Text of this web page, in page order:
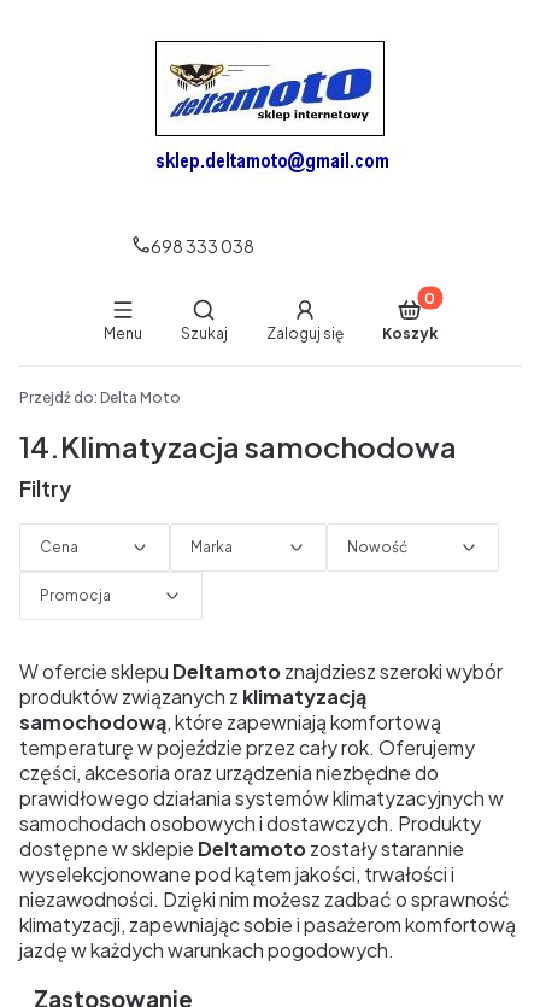
698 333 038
Menu
Otwórz wyszukiwarkę
Szukaj Zaloguj się
Produkty w
Koszyk
Przejdź do: Delta Moto
14.Klimatyzacja samochodowa
Filtry
Cena Marka Nowość
Promocja
W ofercie sklepu Deltamotoznajdziesz szeroki wybór
produktów związanych z klimatyzacją
samochodową, które zapewniają komfortową
temperaturę w pojeździe przez cały rok. Oferujemy
części, akcesoria oraz urządzenia niezbędne do
prawidłowego działania systemów klimatyzacyjnych w
samochodach osobowych i dostawczych. Produkty
dostępne w sklepie Deltamotozostały starannie
wyselekcjonowane pod kątem jakości, trwałości i
niezawodności. Dzięki nim możesz zadbać o sprawność
klimatyzacji, zapewniając sobie i pasażerom komfortową
jazdę w każdych warunkach pogodowych.
Zastosowanie